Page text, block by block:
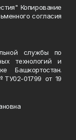
Копирование
согласия
службы по
технологий и
Башкортостан.
01799 от 19